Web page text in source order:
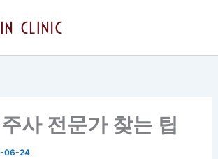
사 전문가 찾는 팁
06-24